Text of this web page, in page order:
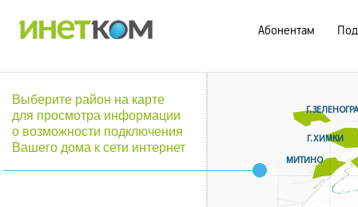
Абонентам
Выберите район на карте
для просмотра информации
о возможности подключения
Вашего дома к сети интернет
МИТИНО
Г. ХИМКИ
Г.